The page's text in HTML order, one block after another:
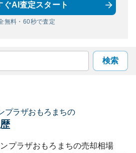
ぐAI査定スタート
無料・60秒で査定
検索
プラザおもろまちの
プラザおもろまちの売却相場